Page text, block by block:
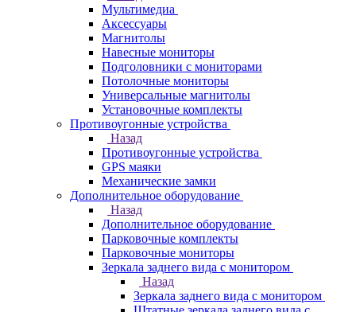
Мультимедиа
Аксессуары
Магнитолы
Навесные мониторы
Подголовники с мониторами
Потолочные мониторы
Универсальные магнитолы
Установочные комплекты
Противоугонные устройства
Назад
Противоугонные устройства
GPS маяки
Механические замки
Дополнительное оборудование
Назад
Дополнительное оборудование
Парковочные комплекты
Парковочные мониторы
Зеркала заднего вида с монитором
Назад
Зеркала заднего вида с монитором